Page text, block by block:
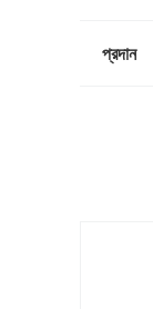
প্রদান